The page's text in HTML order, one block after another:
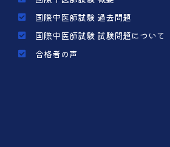
国際中医師試験 過去問題
国際中医師試験 試験問題について
合格者の声